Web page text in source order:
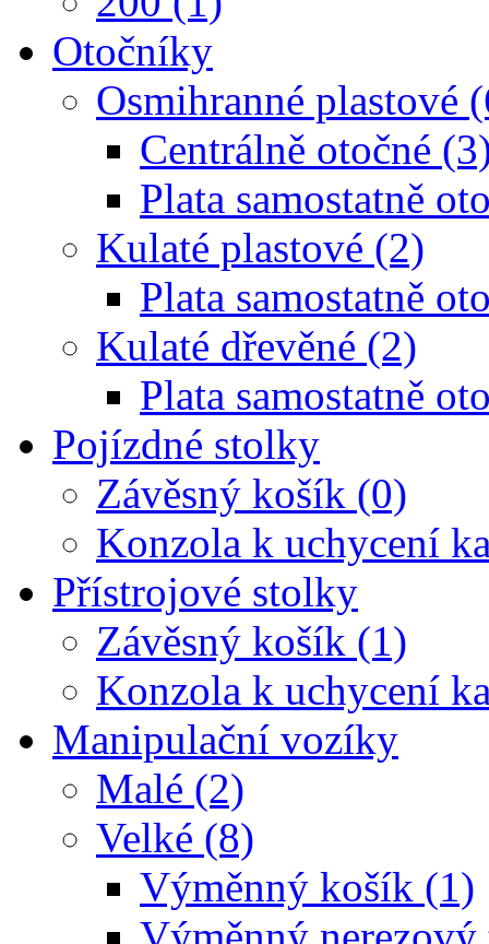
Otočníky
Osmihranné plastové
Centrálně otočné
Plata samostatně
Kulaté plastové (2)
Plata samostatně
Kulaté dřevěné (2)
Plata samostatně
Pojízdné stolky
Závěsný košík (0)
Konzola k uchycení
Přístrojové stolky
Závěsný košík (1)
Konzola k uchycení
Manipulační vozíky
Malé (2)
Velké (8)
Výměnný košík (1)